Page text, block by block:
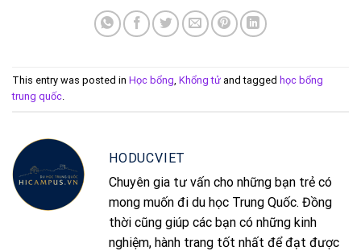
This entry was posted in Học bổng, Khổng tử and tagged học bổng
trung quốc.
HODUCVIET
Chuyên gia tư vấn cho những bạn trẻ có
mong muốn đi du học Trung Quốc. Đồng
thời cũng giúp các bạn có những kinh
nghiệm, hành trang tốt nhất để đạt được